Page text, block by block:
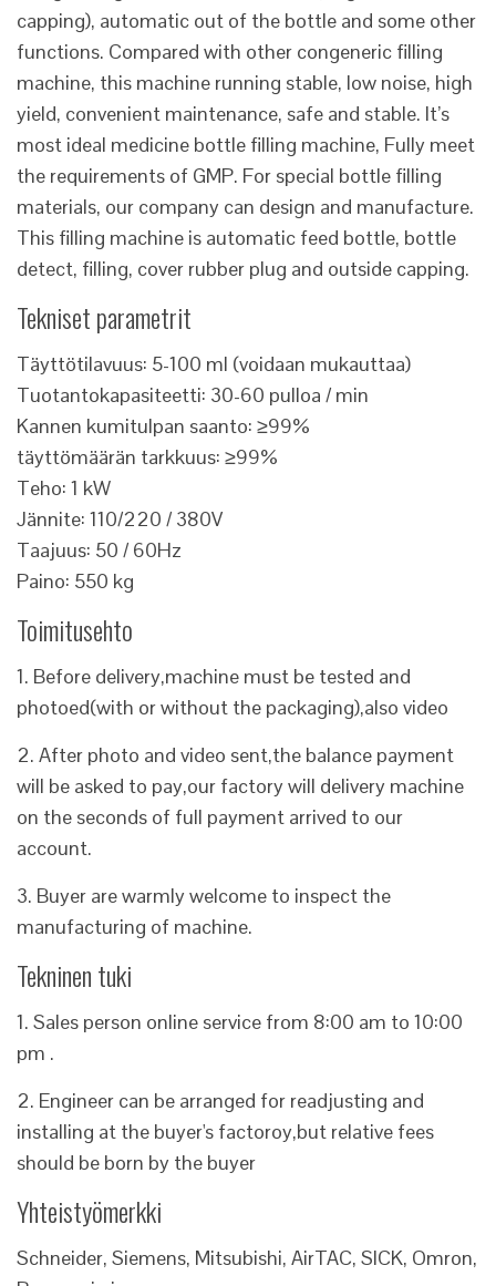
capping), automatic out of the bottle and some other
functions. Compared with other congeneric filling
machine, this machine running stable, low noise, high
yield, convenient maintenance, safe and stable. It’s
most ideal medicine bottle filling machine, Fully meet
the requirements of GMP. For special bottle filling
materials, our company can design and manufacture.
This filling machine is automatic feed bottle, bottle
detect, filling, cover rubber plug and outside capping.
Tekniset parametrit
Täyttötilavuus: 5-100 ml (voidaan mukauttaa)
Tuotantokapasiteetti: 30-60 pulloa / min
Kannen kumitulpan saanto: ≥99%
täyttömäärän tarkkuus: ≥99%
Teho: 1 kW
Jännite: 110/220 / 380V
Taajuus: 50 / 60Hz
Paino: 550 kg
Toimitusehto
1. Before delivery,machine must be tested and
photoed(with or without the packaging),also video
2. After photo and video sent,the balance payment
will be asked to pay,our factory will delivery machine
on the seconds of full payment arrived to our
account.
3. Buyer are warmly welcome to inspect the
manufacturing of machine.
Tekninen tuki
1. Sales person online service from 8:00 am to 10:00
pm .
2. Engineer can be arranged for readjusting and
installing at the buyer's factoroy,but relative fees
should be born by the buyer
Yhteistyömerkki
Schneider, Siemens, Mitsubishi, AirTAC, SICK, Omron,